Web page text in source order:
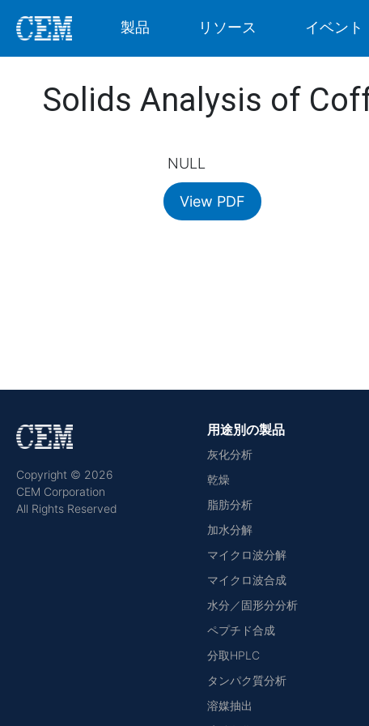
製品 リソース イベント
Solids Analysis of
NULL
View PDF
Copyright © 2026
CEM Corporation
All Rights Reserved
用途別の製品
灰化分析
乾燥
脂肪分析
加水分解
マイクロ波分解
マイクロ波合成
水分／固形分分析
ペプチド合成
分取HPLC
タンパク質分析
溶媒抽出